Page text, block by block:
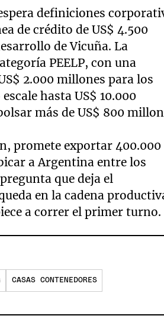
definiciones
de crédito de US$ 4.500
de Vicuña. La
PEELP, con una
2.000 millones para los
hasta US$ 10.000
más de US$ 800
promete exportar 400.000
a Argentina entre los
que deja el
en la cadena
a correr el primer turno.
CASAS CONTENEDORES